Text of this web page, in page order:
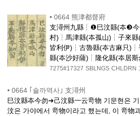
• 0664 熊津都督府
支潯州九縣┆❶巳汶縣(夲❸
村)┆馬津縣(夲孤山)┆子來
皆利伊)┆古魯縣(夲古麻只
縣(夲沙好薩)┆隆化縣(夲居斯
7275#17327 SBLNGS CHLDRN
• 0664 ｢솔까역사｣ 支潯州
巳汶縣夲今勿➔己汶縣一云竒物 기문현은
汶은 가야에서 竒物이라고 했는데, 이 竒物